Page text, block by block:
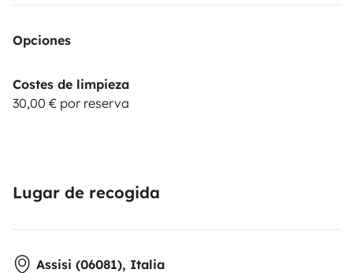
Opciones
Costes de limpieza
30,00 € por reserva
Lugar de recogida
Assisi (06081), Italia